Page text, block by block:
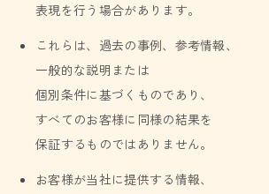
表現を行う場合があります。
これらは、過去の事例、参考情報、
一般的な説明または
個別条件に基づくものであり、
すべてのお客様に同様の結果を
保証するものではありません。
お客様が当社に提供する情報、